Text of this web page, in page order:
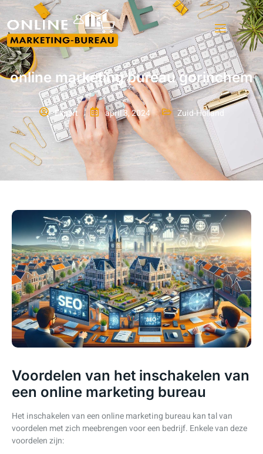
online marketing bureau gorinchem
Expert april 3, 2024 Zuid-Holland
Voordelen van het inschakelen van
een online marketing bureau
Het inschakelen van een online marketing bureau kan tal van
voordelen met zich meebrengen voor een bedrijf. Enkele van deze
voordelen zijn: